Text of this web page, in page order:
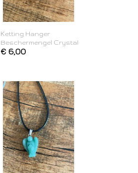
Ketting Hanger
Beschermengel Crystal
€ 6,00